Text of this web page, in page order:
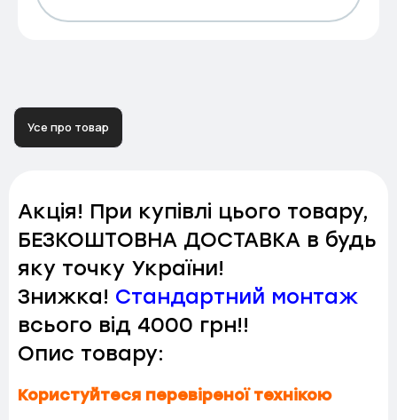
Усе про товар
Акція! При купівлі цього товару,
БЕЗКОШТОВНА ДОСТАВКА в будь
яку точку України!
Знижка! Стандартний монтаж
всього від 4000 грн!!
Опис товару:
Користуйтеся перевіреної технікою